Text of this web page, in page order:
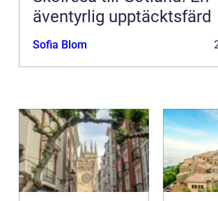
äventyrlig upptäcktsfärd
Sofia Blom